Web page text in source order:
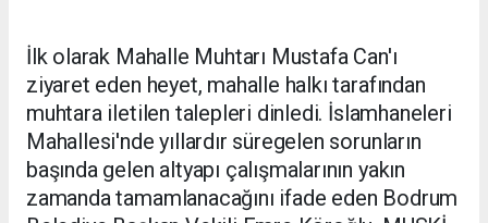
İlk olarak Mahalle Muhtarı Mustafa Can'ı
ziyaret eden heyet, mahalle halkı tarafından
muhtara iletilen talepleri dinledi. İslamhaneleri
Mahallesi'nde yıllardır süregelen sorunların
başında gelen altyapı çalışmalarının yakın
zamanda tamamlanacağını ifade eden Bodrum